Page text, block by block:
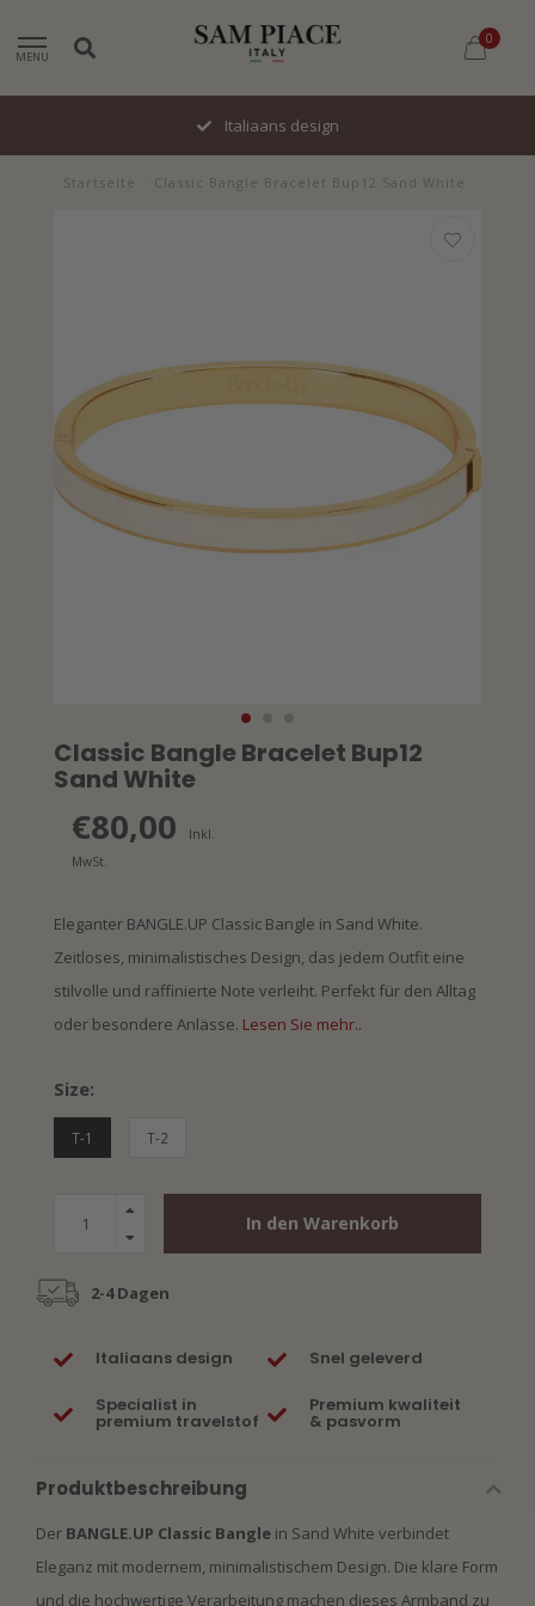
MENU
0
Italiaans design
Startseite Classic Bangle Bracelet Bup12 Sand White
Classic Bangle Bracelet Bup12
Sand White
€80,00
Inkl.
MwSt.
Eleganter BANGLE.UP Classic Bangle in Sand White.
Zeitloses, minimalistisches Design, das jedem Outfit eine
stilvolle und raffinierte Note verleiht. Perfekt für den Alltag
oder besondere Anlässe. Lesen Sie mehr..
Size:
T-1 T-2
In den Warenkorb
2-4 Dagen
Italiaans design Snel geleverd
Specialist in
premium travelstof
Premium kwaliteit
& pasvorm
Produktbeschreibung
Der BANGLE.UP Classic Bangle in Sand White verbindet
Eleganz mit modernem, minimalistischem Design. Die klare Form
und die hochwertige Verarbeitung machen dieses Armband zu